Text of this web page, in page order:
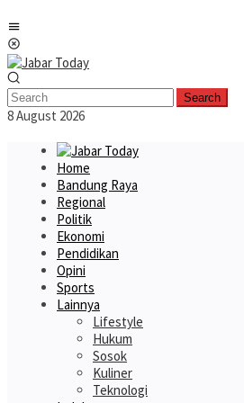
to
content
Search
8 August 2026
Home
Bandung Raya
Regional
Politik
Ekonomi
Pendidikan
Opini
Sports
Lainnya
Lifestyle
Hukum
Sosok
Kuliner
Teknologi